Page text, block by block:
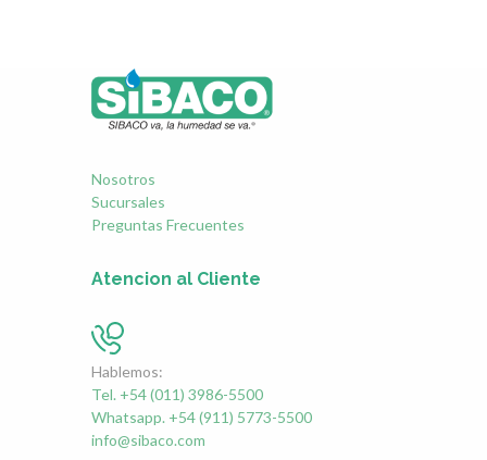
Nosotros
Sucursales
Preguntas Frecuentes
Atencion al Cliente
Hablemos:
Tel. +54 (011) 3986-5500
Whatsapp. +54 (911) 5773-5500
info@sibaco.com